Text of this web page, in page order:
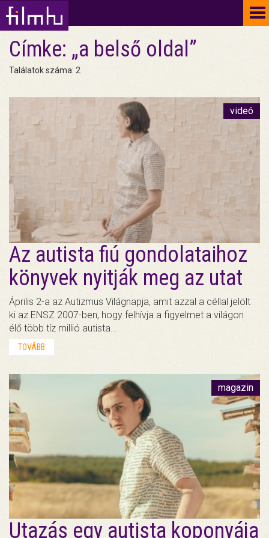
Címke: „a belső oldal”
Találatok száma: 2
videó
Az autista fiú gondolataihoz
könyvek nyitják meg az utat
Április 2-a az Autizmus Világnapja, amit azzal a céllal jelölt
ki az ENSZ 2007-ben, hogy felhívja a figyelmet a világon
élő több tíz millió autista…
TOVÁBB
magazin
Utazás egy autista koponyája